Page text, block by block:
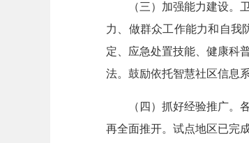
（三）加强能力建设
力、做群众工作能力和自我
定、应急处置技能、健康科
法。鼓励依托智慧社区信息
（四）抓好经验推广
再全面推开。试点地区已完